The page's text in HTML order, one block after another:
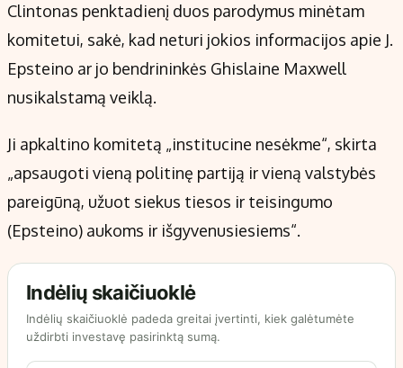
Clintonas penktadienį duos parodymus minėtam
komitetui, sakė, kad neturi jokios informacijos apie J.
Epsteino ar jo bendrininkės Ghislaine Maxwell
nusikalstamą veiklą.
Ji apkaltino komitetą „institucine nesėkme“, skirta
„apsaugoti vieną politinę partiją ir vieną valstybės
pareigūną, užuot siekus tiesos ir teisingumo
(Epsteino) aukoms ir išgyvenusiesiems“.